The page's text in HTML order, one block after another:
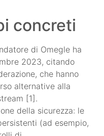
concreti
di Omegle ha
2023, citando
che hanno
alternative alla
[1].
della sicurezza: le
(ad esempio,